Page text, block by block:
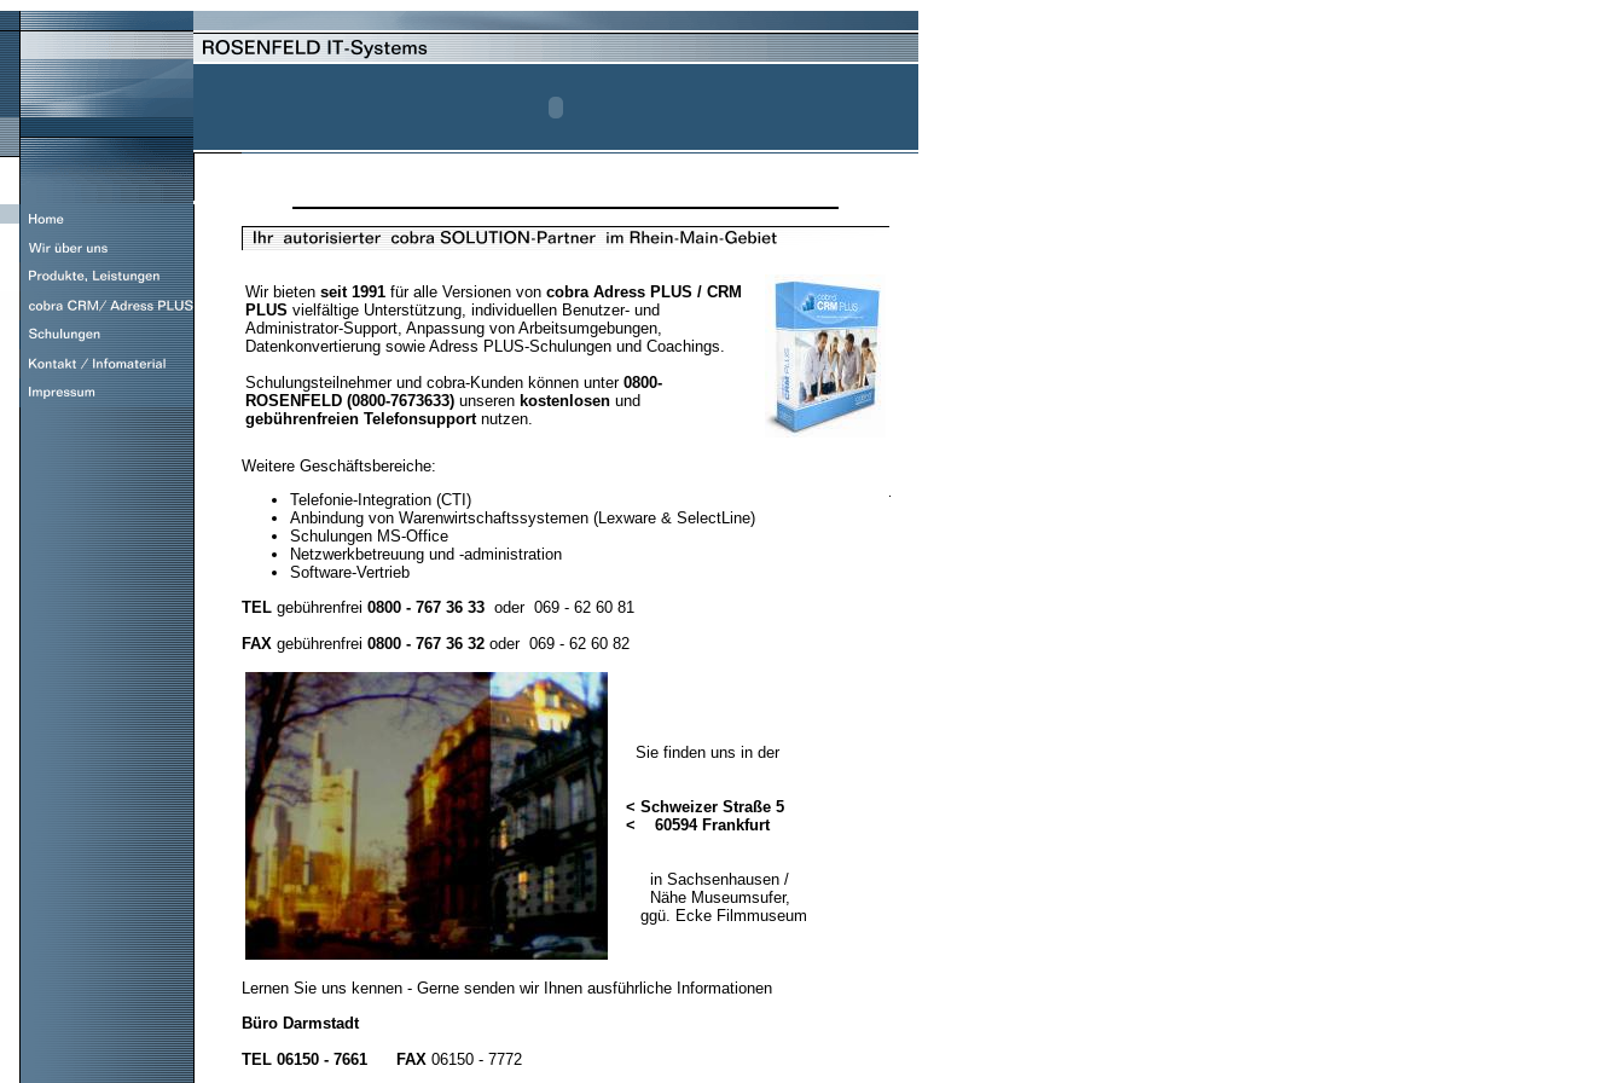
Wir bieten seit 1991 für alle Versionen von cobra Adress PLUS / CRM
PLUS vielfältige Unterstützung, individuellen Benutzer- und
Administrator-Support, Anpassung von Arbeitsumgebungen,
Datenkonvertierung sowie Adress PLUS-Schulungen und Coachings.
Schulungsteilnehmer und cobra-Kunden können unter 0800-
ROSENFELD (0800-7673633) unseren kostenlosen und
gebührenfreien Telefonsupportnutzen.
Weitere Geschäftsbereiche:
Telefonie-Integration (CTI)
Anbindung von Warenwirtschaftssystemen (Lexware & SelectLine)
Schulungen MS-Office
Netzwerkbetreuung und -administration
Software-Vertrieb
TEL gebührenfrei 0800 - 767 36 33 oder 069 - 62 60 81
FAX gebührenfrei 0800 - 767 36 32 oder 069 - 62 60 82
Sie finden uns in der
< Schweizer Straße 5
< 60594 Frankfurt
in Sachsenhausen /
Nähe Museumsufer,
ggü. Ecke Filmmuseum
Lernen Sie uns kennen - Gerne senden wir Ihnen ausführliche Informationen
Büro Darmstadt
TEL 06150 - 7661
FAX 06150 - 7772